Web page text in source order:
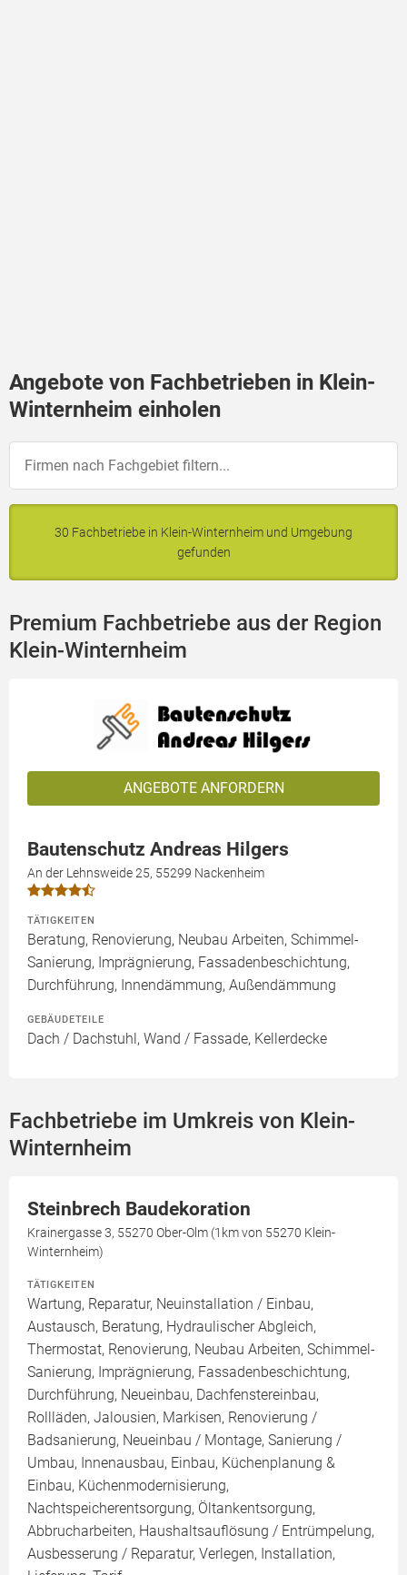
Angebote von Fachbetrieben in Klein-
Winternheim einholen
30 Fachbetriebe in Klein-Winternheim und Umgebung
gefunden
Premium Fachbetriebe aus der Region
Klein-Winternheim
ANGEBOTE ANFORDERN
Bautenschutz Andreas Hilgers
An der Lehnsweide 25, 55299 Nackenheim
TÄTIGKEITEN
Beratung, Renovierung, Neubau Arbeiten, Schimmel-
Sanierung, Imprägnierung, Fassadenbeschichtung,
Durchführung, Innendämmung, Außendämmung
GEBÄUDETEILE
Dach / Dachstuhl, Wand / Fassade, Kellerdecke
Fachbetriebe im Umkreis von Klein-
Winternheim
Steinbrech Baudekoration
Krainergasse 3, 55270 Ober-Olm (1km von 55270 Klein-
Winternheim)
TÄTIGKEITEN
Wartung, Reparatur, Neuinstallation / Einbau,
Austausch, Beratung, Hydraulischer Abgleich,
Thermostat, Renovierung, Neubau Arbeiten, Schimmel-
Sanierung, Imprägnierung, Fassadenbeschichtung,
Durchführung, Neueinbau, Dachfenstereinbau,
Rollläden, Jalousien, Markisen, Renovierung /
Badsanierung, Neueinbau / Montage, Sanierung /
Umbau, Innenausbau, Einbau, Küchenplanung &
Einbau, Küchenmodernisierung,
Nachtspeicherentsorgung, Öltankentsorgung,
Abbrucharbeiten, Haushaltsauflösung / Entrümpelung,
Ausbesserung / Reparatur, Verlegen, Installation,